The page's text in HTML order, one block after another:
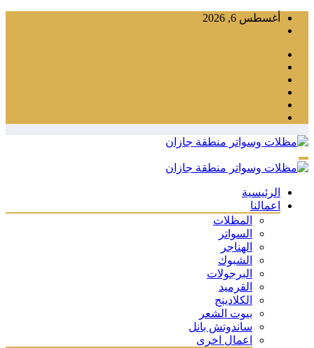
التجاوزأغسطس 6, 2026
الرئيسية
اعمالنا
المظلات
السواتر
الهناجر
الشبوك
البرجولات
القرميد
الكلادينج
بيوت الشعر
ساندوتش بانل
اعمال اخرى